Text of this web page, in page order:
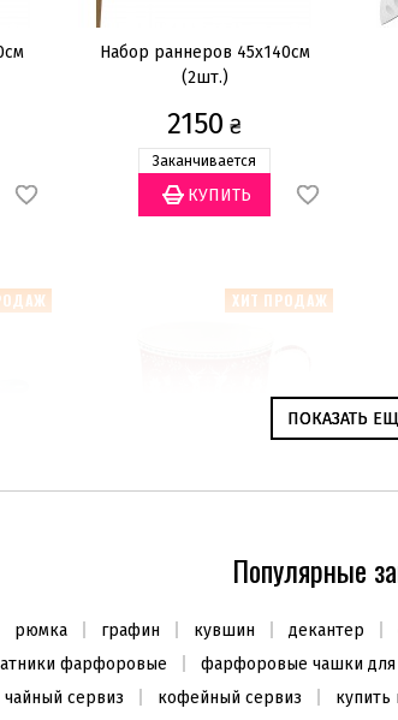
Набор раннеров 45x140см
(2шт.)
2150 ₴
Заканчивается
ХИТ ПРОДАЖ
Заканчивается
ПОКАЗАТЬ
ПОКАЗАТЬ
Популярные
рюмка графин кувшин декантер
фарфоровые фарфоровые чашки
чайный сервиз кофейный сервиз купить